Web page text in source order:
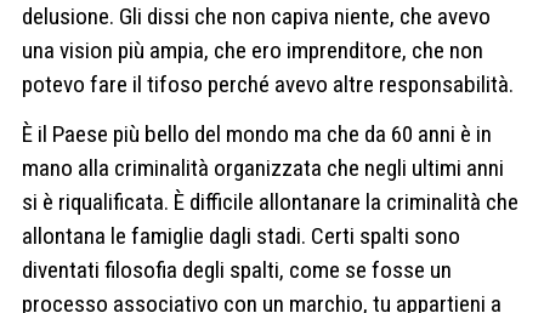
delusione. Gli dissi che non capiva niente, che avevo
una vision più ampia, che ero imprenditore, che non
potevo fare il tifoso perché avevo altre responsabilità.
È il Paese più bello del mondo ma che da 60 anni è in
mano alla criminalità organizzata che negli ultimi anni
si è riqualificata. È difficile allontanare la criminalità che
allontana le famiglie dagli stadi. Certi spalti sono
diventati filosofia degli spalti, come se fosse un
processo associativo con un marchio, tu appartieni a